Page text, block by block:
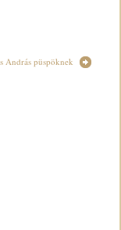
András püspöknek